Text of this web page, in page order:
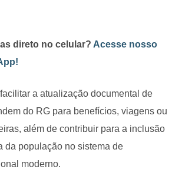
direto no celular? Acesse nosso
a atualização documental de
do RG para benefícios, viagens ou
além de contribuir para a inclusão
da população no sistema de
moderno.